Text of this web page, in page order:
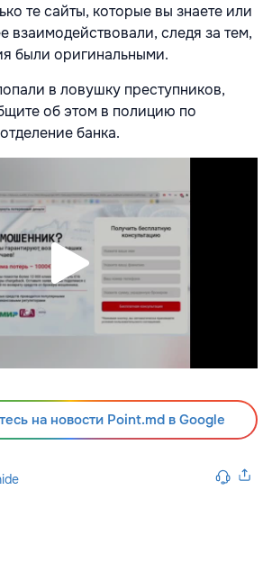
те сайты, которые вы знаете или
взаимодействовали, следя за тем,
были оригинальными.
в ловушку преступников,
об этом в полицию по
банка.
на новости Point.md в Google